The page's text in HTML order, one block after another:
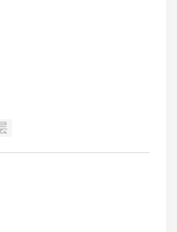
合伙人李洪毅，
机构、电子产品
致力于用较好的
正能够保护儿童